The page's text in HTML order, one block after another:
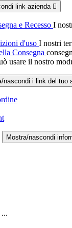
link azienda 
e Recesso I
d'uso I nostri
Consegna
usare il nostro
nascondi i link del tuo
Mostra/nascondi